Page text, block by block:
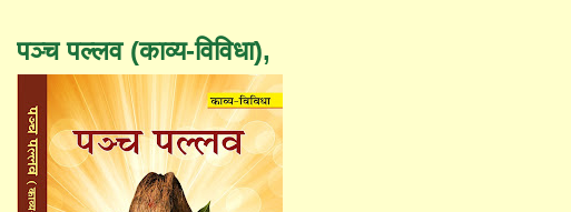
पञ्च पल्लव (काव्य-विविधा),